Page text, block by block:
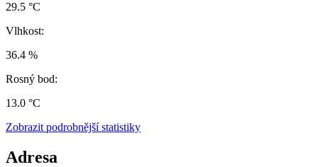
29.5 °C
Vlhkost:
36.4 %
Rosný bod:
13.0 °C
Zobrazit podrobnější statistiky
Adresa